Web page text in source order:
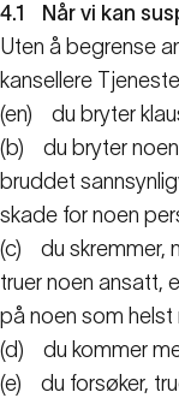
4.1
Når vi kan
Uten å begrense
kansellere
(en)
du bryter
(b)
du bryter
bruddet
skade for noen
(c)
du skremmer,
truer noen ansatt,
på noen som helst
(d)
du kommer
(e)
du forsøker,